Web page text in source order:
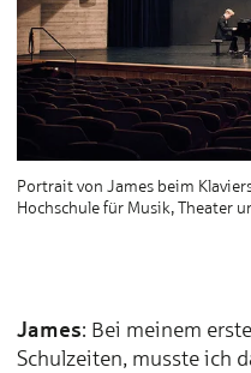
Portrait von James beim
Hochschule für Musik, Theater
James: Bei meinem
Schulzeiten, musste ich